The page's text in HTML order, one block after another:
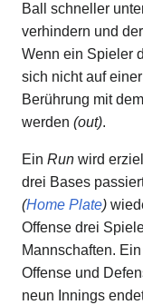
Ball schneller
verhindern und
Wenn ein Spieler
sich nicht auf einer
Berührung mit
werden (out).
Ein Run wird
drei Bases
(Home Plate)
Offense drei
Mannschaften.
Offense und
neun Innings